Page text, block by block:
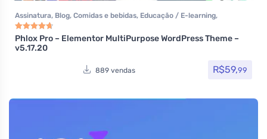
Assinatura, Blog, Comidas e bebidas, Educação / E-learning,
Elementor,
Virtual Multiuso, Política, Portfolio, Reservas e Aluguel, Saúde e
Beleza, Som e video
Avaliação4.80
Phlox Pro – Elementor MultiPurpose WordPress Theme –
v5.17.20
889 vendas R$59,99